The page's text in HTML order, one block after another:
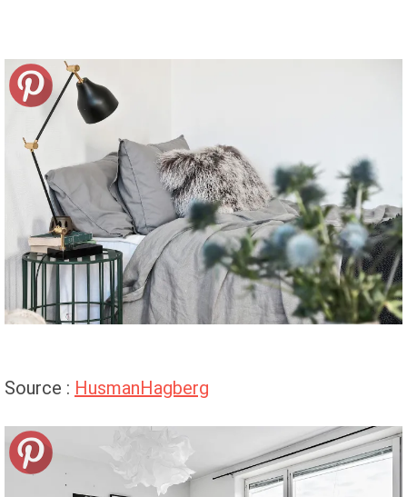
Source : HusmanHagberg